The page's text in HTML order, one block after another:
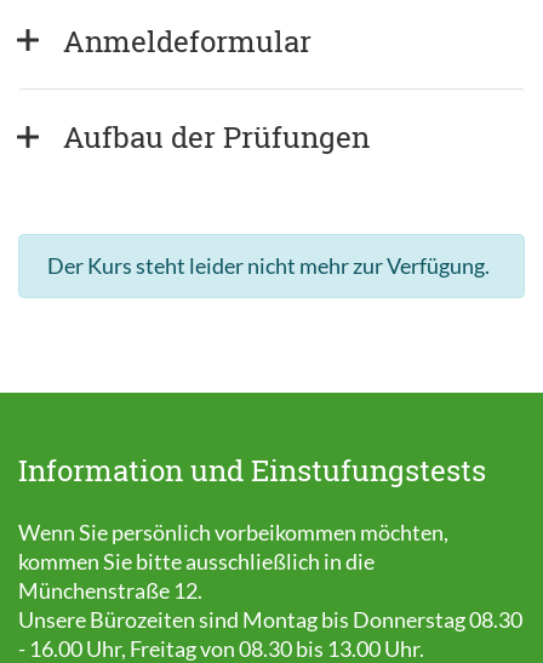
Anmeldeformular
Aufbau der Prüfungen
Der Kurs steht leider nicht mehr zur Verfügung.
Information und Einstufungstests
Wenn Sie persönlich vorbeikommen möchten,
kommen Sie bitte ausschließlich in die
Münchenstraße 12.
Unsere Bürozeiten sind Montag bis Donnerstag 08.30
- 16.00 Uhr, Freitag von 08.30 bis 13.00 Uhr.